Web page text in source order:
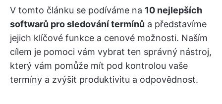
V tomto článku se podíváme na 10 nejlepších
softwarů pro sledování termínů a představíme
jejich klíčové funkce a cenové možnosti. Naším
cílem je pomoci vám vybrat ten správný nástroj,
který vám pomůže mít pod kontrolou vaše
termíny a zvýšit produktivitu a odpovědnost.